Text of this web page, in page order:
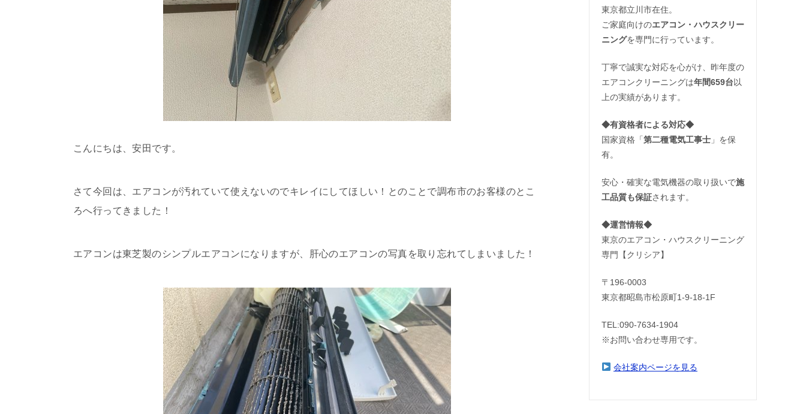
こんにちは、安田です。
さて今回は、エアコンが汚れていて使えないのでキレイにしてほしい！とのことで調布市のお客様のとこ
ろへ行ってきました！
エアコンは東芝製のシンプルエアコンになりますが、肝心のエアコンの写真を取り忘れてしまいました！
東京都立川市在住。
ご家庭向けのエアコン・ハウスクリー
ニングを専門に行っています。
丁寧で誠実な対応を心がけ、昨年度の
エアコンクリーニングは年間659台以
上の実績があります。
◆有資格者による対応◆
国家資格「第二種電気工事士 」を保
有。
安心・確実な電気機器の取り扱いで施
工品質も保証されます。
◆運営情報◆
東京のエアコン・ハウスクリーニング
専門【クリシア】
〒196-0003
東京都昭島市松原町1-9‐18‐1F
TEL:090-7634-1904
※お問い合わせ専用です。
会社案内ページを見る